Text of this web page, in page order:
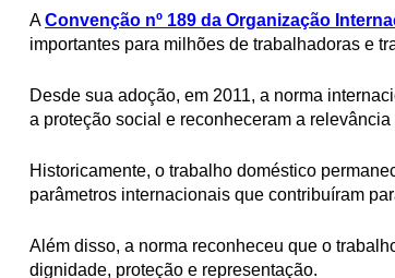
AConvenção nº 189 da Organização
importantes para milhões de trabalhadoras e
Desde sua adoção, em 2011, a norma
a proteção social e reconheceram a
Historicamente, o trabalho doméstico
parâmetros internacionais que contribuíram
Além disso, a norma reconheceu que o
dignidade, proteção e representação.